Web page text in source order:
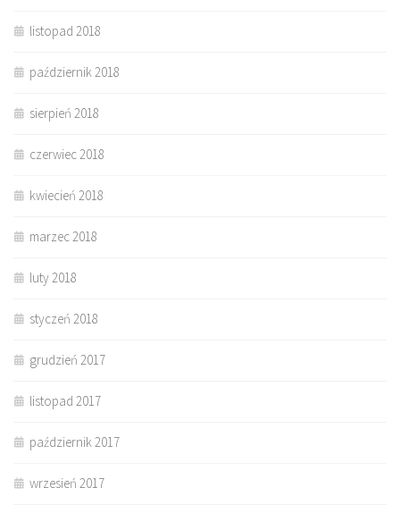
listopad 2018
październik 2018
sierpień 2018
czerwiec 2018
kwiecień 2018
marzec 2018
luty 2018
styczeń 2018
grudzień 2017
listopad 2017
październik 2017
wrzesień 2017